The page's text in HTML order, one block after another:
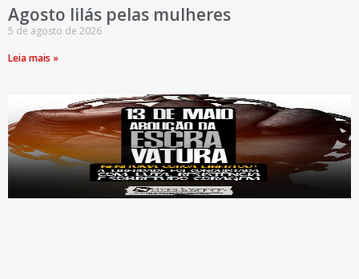
Agosto lilás pelas mulheres
5 de agosto de 2026
Leia mais »